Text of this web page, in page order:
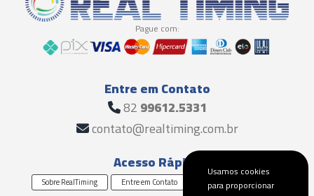
Pague com:
Entre em Contato
8299612.5331
contato@realtiming.com.br
Acesso Rápido
Sobre RealTiming Entre em Contato Solicite um Orçamento
Usamos cookies
para proporcionar